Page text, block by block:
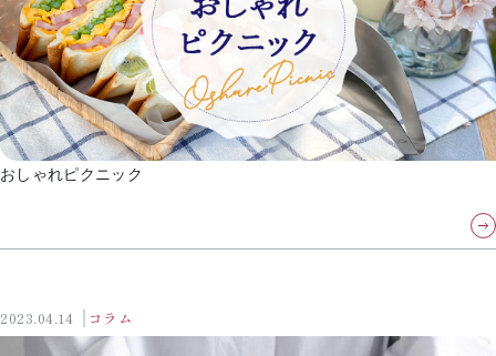
おしゃれピクニック
2023.04.14 コラム